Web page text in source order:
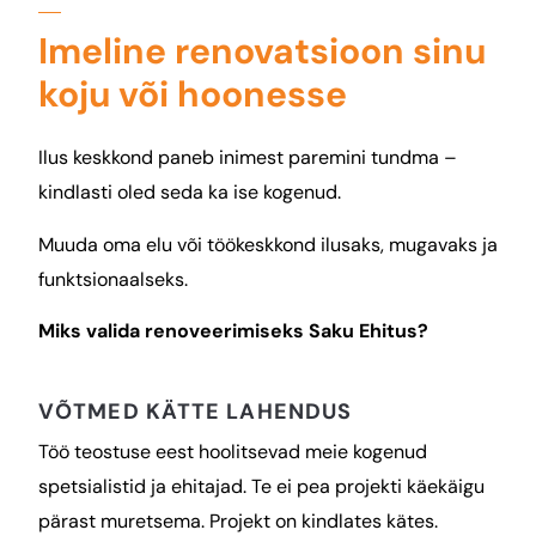
Imeline renovatsioon sinu
koju või hoonesse
Ilus keskkond paneb inimest paremini tundma –
kindlasti oled seda ka ise kogenud.
Muuda oma elu või töökeskkond ilusaks, mugavaks ja
funktsionaalseks.
Miks valida renoveerimiseks Saku Ehitus?
VÕTMED KÄTTE LAHENDUS
Töö teostuse eest hoolitsevad meie kogenud
spetsialistid ja ehitajad. Te ei pea projekti käekäigu
pärast muretsema. Projekt on kindlates kätes.